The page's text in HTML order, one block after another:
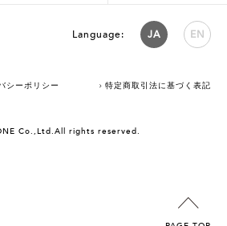
Language: JA EN
シーポリシー 特定商取引法に基づく表記
Co.,Ltd.All rights reserved.